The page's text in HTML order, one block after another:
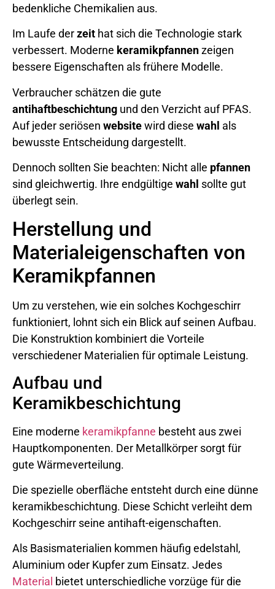
bedenkliche Chemikalien aus.
Im Laufe derzeit hat sich die Technologie stark
verbessert. Moderne keramikpfannenzeigen
bessere Eigenschaften als frühere Modelle.
Verbraucher schätzen die gute
antihaftbeschichtung und den Verzicht auf PFAS.
Auf jeder seriösen websitewird diese wahl als
bewusste Entscheidung dargestellt.
Dennoch sollten Sie beachten: Nicht alle pfannen
sind gleichwertig. Ihre endgültige wahl sollte gut
überlegt sein.
Herstellung und
Materialeigenschaften von
Keramikpfannen
Um zu verstehen, wie ein solches Kochgeschirr
funktioniert, lohnt sich ein Blick auf seinen Aufbau.
Die Konstruktion kombiniert die Vorteile
verschiedener Materialien für optimale Leistung.
Aufbau und
Keramikbeschichtung
Eine moderne keramikpfanne besteht aus zwei
Hauptkomponenten. Der Metallkörper sorgt für
gute Wärmeverteilung.
Die spezielle oberfläche entsteht durch eine dünne
keramikbeschichtung. Diese Schicht verleiht dem
Kochgeschirr seine antihaft-eigenschaften.
Als Basismaterialien kommen häufig edelstahl,
Aluminium oder Kupfer zum Einsatz. Jedes
Material bietet unterschiedliche vorzüge für die